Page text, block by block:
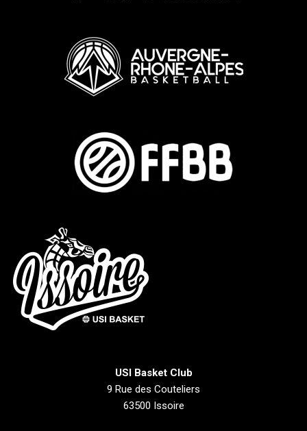
USI Basket Club
9 Rue des Couteliers
63500 Issoire